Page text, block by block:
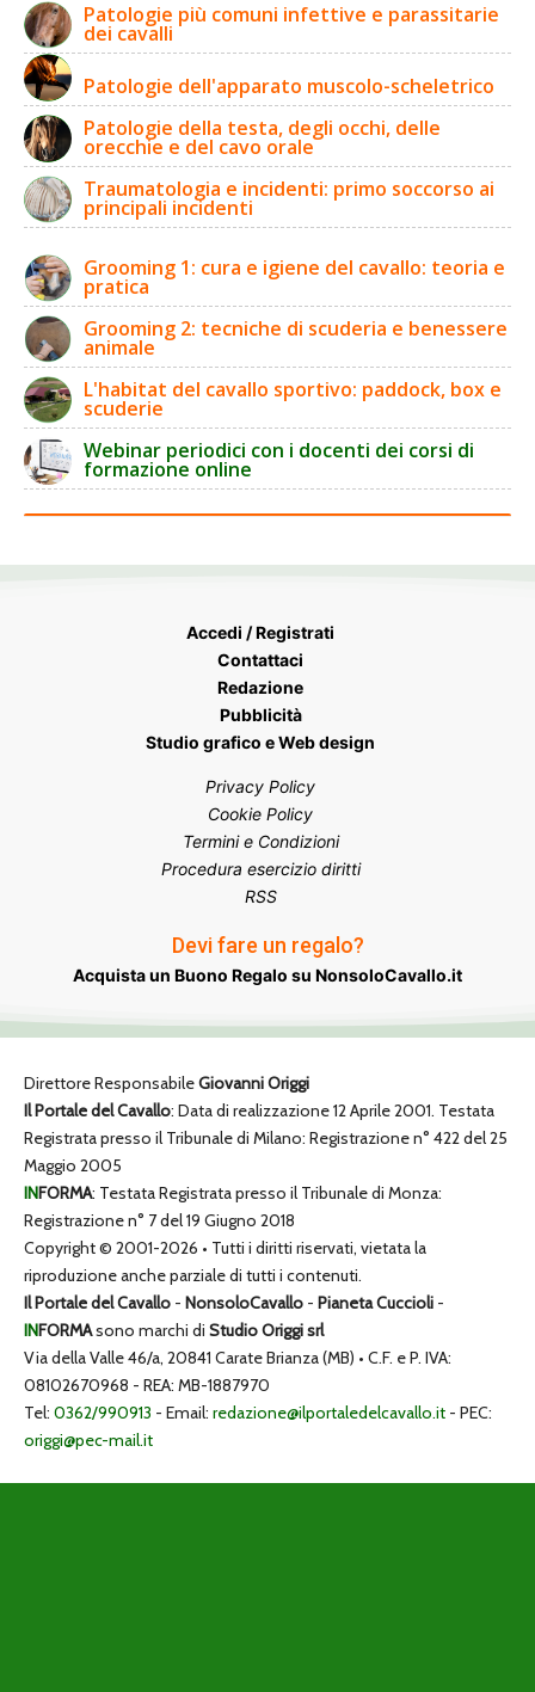
Patologie più comuni infettive e parassitarie
dei cavalli
Patologie dell'apparato muscolo-scheletrico
Patologie della testa, degli occhi, delle
orecchie e del cavo orale
Traumatologia e incidenti: primo soccorso ai
principali incidenti
Grooming 1: cura e igiene del cavallo: teoria e
pratica
Grooming 2: tecniche di scuderia e benessere
animale
L'habitat del cavallo sportivo: paddock, box e
scuderie
Webinar periodici con i docenti dei corsi di
formazione online
Accedi / Registrati
Contattaci
Redazione
Pubblicità
Studio grafico e Web design
Privacy Policy
Cookie Policy
Termini e Condizioni
Procedura esercizio diritti
RSS
Devi fare un regalo?
Acquista un Buono Regalo su NonsoloCavallo.it
Direttore ResponsabileGiovanni Origgi
Il Portale del Cavallo: Data di realizzazione 12 Aprile 2001. Testata
Registrata presso il Tribunale di Milano: Registrazione n° 422 del 25
Maggio 2005
INFORMA: Testata Registrata presso il Tribunale di Monza:
Registrazione n° 7 del 19 Giugno 2018
Copyright © 2001-2026 • Tutti i diritti riservati, vietata la
riproduzione anche parziale di tutti i contenuti.
Il Portale del Cavallo - NonsoloCavallo - Pianeta Cuccioli -
INFORMAsono marchi di Studio Origgi srl
Via della Valle 46/a, 20841 Carate Brianza (MB) • C.F. e P. IVA:
08102670968 - REA: MB-1887970
Tel: 0362/990913 - Email: redazione@ilportaledelcavallo.it - PEC:
origgi@pec-mail.it